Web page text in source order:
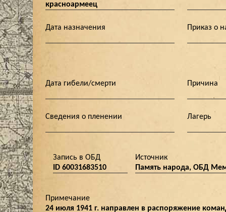
красноармеец
Дата назначения Приказ о
Дата гибели/смерти Причина
Сведения о пленении Лагерь
Запись в ОБД
ID 60031683510
Источник
Память народа, ОБД
Примечание
24 июля 1941 г. направлен в распоряжение